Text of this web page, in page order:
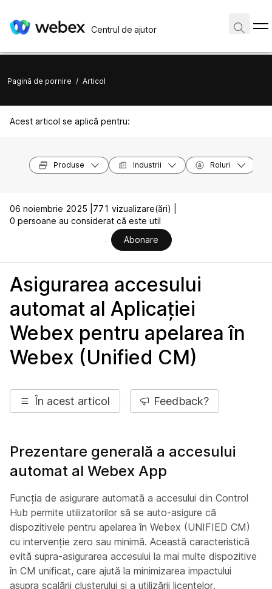
Centrul de ajutor
Pagină de pornire / Articol
Acest articol se aplică pentru:
Produse Industrii Roluri
06 noiembrie 2025 | 771 vizualizare(ări) |
0 persoane au considerat că este util
Abonare
Asigurarea accesului
automat al Aplicației
Webex pentru apelarea în
Webex (Unified CM)
În acest articol Feedback?
Prezentare generală a accesului
automat al Webex App
Funcția de asigurare automată a accesului din Control
Hub permite utilizatorilor să se auto-asigure că
dispozitivele pentru apelarea în Webex (UNIFIED CM)
cu intervenție zero sau minimă. Această caracteristică
evită supra-asigurarea accesului la mai multe dispozitive
în CM unificat, care ajută la minimizarea impactului
asupra scalării clusterului și a utilizării licențelor.